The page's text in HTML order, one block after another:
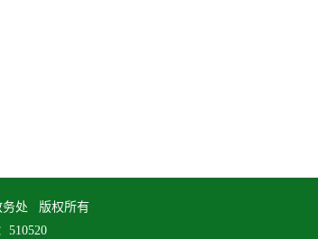
务处 版权所有
510520